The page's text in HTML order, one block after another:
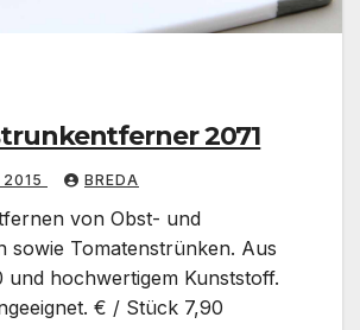
2071
2015 BREDA
von Obst- und
sowie Tomatenstrünken. Aus
und hochwertigem Kunststoff.
€ / Stück 7,90